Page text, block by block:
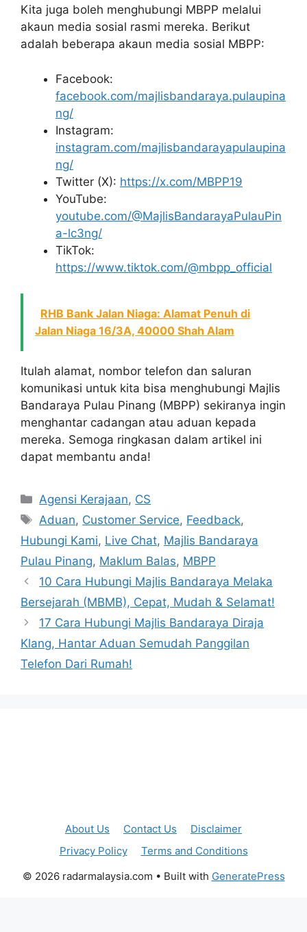
Kita juga boleh menghubungi MBPP melalui
akaun media sosial rasmi mereka. Berikut
adalah beberapa akaun media sosial MBPP:
Facebook:
facebook.com/majlisbandaraya.pulaupina
ng/
Instagram:
instagram.com/majlisbandarayapulaupina
ng/
Twitter (X): https://x.com/MBPP19
YouTube:
youtube.com/@MajlisBandarayaPulauPin
a-lc3ng/
TikTok:
https://www.tiktok.com/@mbpp_official
RHB Bank Jalan Niaga: Alamat Penuh di
Jalan Niaga 16/3A, 40000 Shah Alam
Itulah alamat, nombor telefon dan saluran
komunikasi untuk kita bisa menghubungi Majlis
Bandaraya Pulau Pinang (MBPP) sekiranya ingin
menghantar cadangan atau aduan kepada
mereka. Semoga ringkasan dalam artikel ini
dapat membantu anda!
Categories
Agensi Kerajaan, CS
Tags
Aduan, Customer Service, Feedback,
Hubungi Kami, Live Chat, Majlis Bandaraya
Pulau Pinang, Maklum Balas, MBPP
10 Cara Hubungi Majlis Bandaraya Melaka
Bersejarah (MBMB), Cepat, Mudah & Selamat!
17 Cara Hubungi Majlis Bandaraya Diraja
Klang, Hantar Aduan Semudah Panggilan
Telefon Dari Rumah!
About Us Contact Us
Disclaimer
Privacy Policy
Terms and Conditions
© 2026 radarmalaysia.com • Built with GeneratePress